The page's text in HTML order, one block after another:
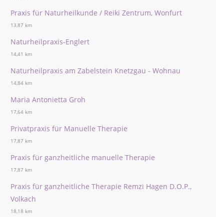
Praxis für Naturheilkunde / Reiki Zentrum, Wonfurt
13,87 km
Naturheilpraxis-Englert
14,41 km
Naturheilpraxis am Zabelstein Knetzgau - Wohnau
14,84 km
Maria Antonietta Groh
17,64 km
Privatpraxis für Manuelle Therapie
17,87 km
Praxis für ganzheitliche manuelle Therapie
17,87 km
Praxis für ganzheitliche Therapie Remzi Hagen D.O.P.,
Volkach
18,18 km